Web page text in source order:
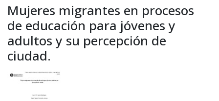
Mujeres migrantes en procesos
de educación para jóvenes y
adultos y su percepción de
ciudad.